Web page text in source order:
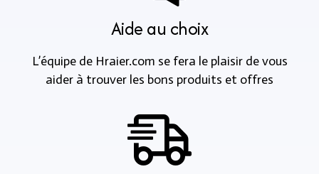
Aide au choix
L’équipe de Hraier.com se fera le plaisir de vous
aider à trouver les bons produits et offres